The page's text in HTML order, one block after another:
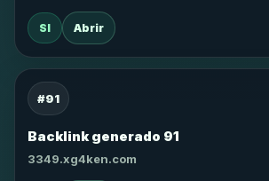
SI Abrir
#91
Backlink generado 91
3349.xg4ken.com